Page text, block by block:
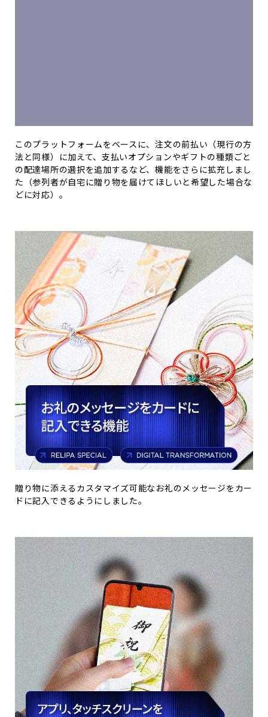
このプラットフォームをベースに、注文の前払い（現行の方
法と同様）に加えて、支払いオプションやギフトの種類ごと
の配達場所の選択を追加するなど、機能をさらに拡充しまし
た（参列者が自宅に贈り物を届けてほしいと希望した場合な
どに対応）。
贈り物に添えるカスタマイズ可能なお礼のメッセージをカー
ドに記入できるようにしました。